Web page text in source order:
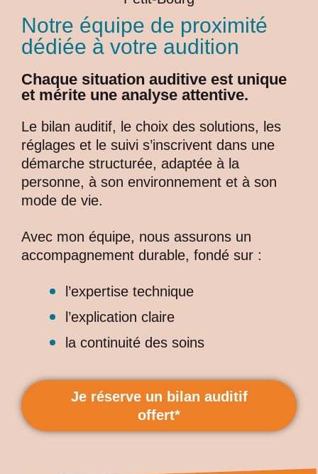
Notre équipe de proximité
dédiée à votre audition
Chaque situation auditive est unique
et mérite une analyse attentive.
Le bilan auditif, le choix des solutions, les
réglages et le suivi s’inscrivent dans une
démarche structurée, adaptée à la
personne, à son environnement et à son
mode de vie.
Avec mon équipe, nous assurons un
accompagnement durable, fondé sur :
l’expertise technique
l’explication claire
la continuité des soins
Je réserve un bilan auditif
offert*